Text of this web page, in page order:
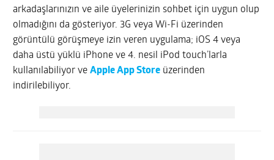
arkadaşlarınızın ve aile üyelerinizin sohbet için uygun olup
olmadığını da gösteriyor. 3G veya Wi-Fi üzerinden
görüntülü görüşmeye izin veren uygulama; iOS 4 veya
daha üstü yüklü iPhone ve 4. nesil iPod touch’larla
kullanılabiliyor veApple App Store üzerinden
indirilebiliyor.